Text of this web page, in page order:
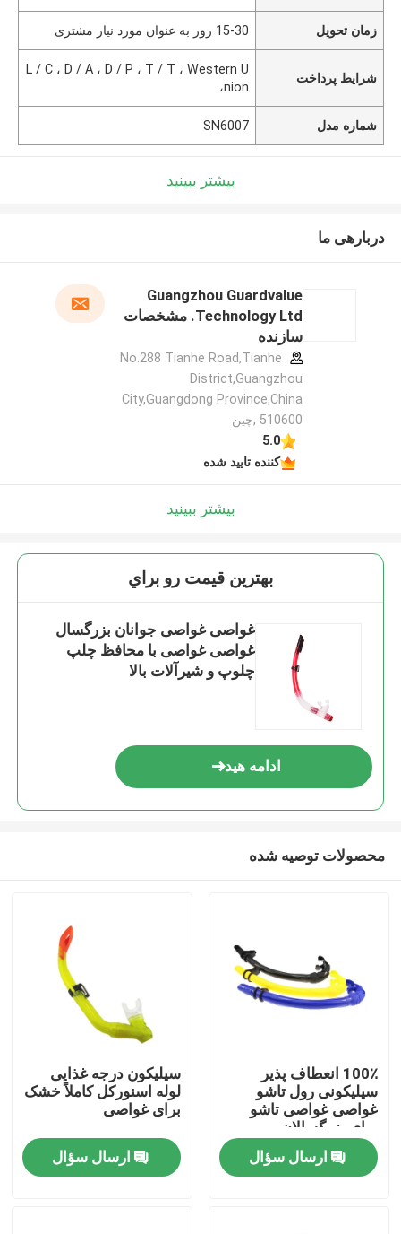
صفحه اصلی
محصولات
زمان تحویل 15-30 روز به عنوان مورد نیاز مشتری
شرایط پرداخت
L / C ، D / A ، D / P ، T / T ، Western U
nion،
شماره مدل SN6007
بیشتر ببینید
دربارهی ما
Guangzhou Guardvalue
Technology Ltd. مشخصات
سازنده
No.288 Tianhe Road,Tianhe
District,Guangzhou
City,Guangdong Province,China
510600 ,چین
5.0
کننده تایید شده
بیشتر ببینید
بهترين قيمت رو براي
غواصی غواصی جوانان بزرگسال
غواصی غواصی با محافظ چلپ
چلوپ و شیرآلات بالا
ادامه هید
محصولات توصیه شده
100٪ انعطاف پذیر
سیلیکونی رول تاشو
غواصی غواصی تاشو
برای بزرگسالان
ارسال سؤال
سیلیکون درجه غذایی
لوله اسنورکل کاملاً خشک
برای غواصی
ارسال سؤال